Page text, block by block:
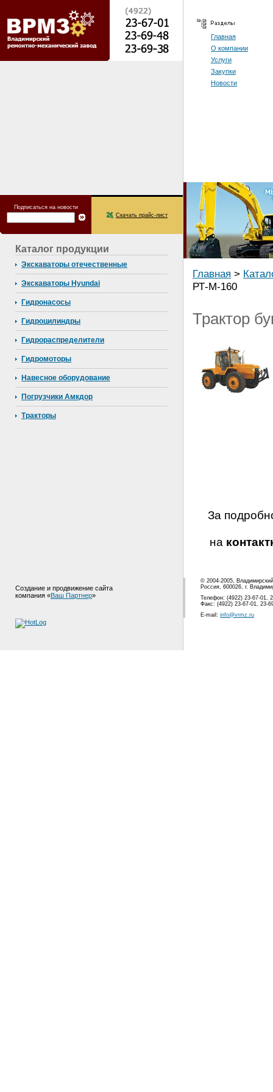
Подписаться на новости
Скачать прайс-лист
Каталог продукции
Экскаваторы отечественные
Экскаваторы Hyundai
Гидронасосы
Гидроцилиндры
Гидрораспределители
Гидромоторы
Навесное оборудование
Погрузчики Амкдор
Тракторы
Главная
О компании
Услуги
Закупки
Новости
Главная >
РТ-М-160
Трактор
За
на
Создание и продвижение сайта
компания «Ваш Партнер»
© 2004-2005,
Россия, 600026, г.
Телефон: (4922) 23-67-01,
Факс: (4922) 23-67-01, 23-
E-mail: info@vrmz.ru